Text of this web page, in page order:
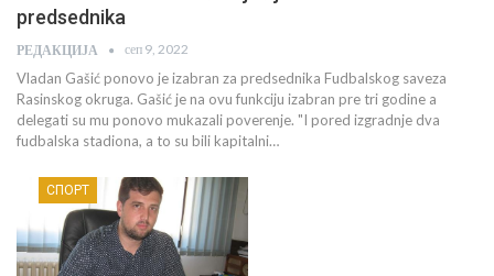
predsednika
РЕДАКЦИЈА сеп 9, 2022
Vladan Gašić ponovo je izabran za predsednika Fudbalskog saveza
Rasinskog okruga. Gašić je na ovu funkciju izabran pre tri godine a
delegati su mu ponovo mukazali poverenje. "I pored izgradnje dva
fudbalska stadiona, a to su bili kapitalni…
СПОРТ